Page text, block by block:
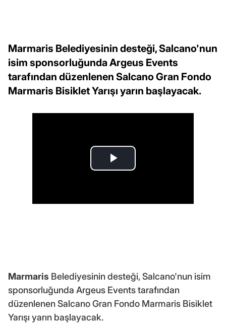
Marmaris Belediyesinin desteği, Salcano'nun
isim sponsorluğunda Argeus Events
tarafından düzenlenen Salcano Gran Fondo
Marmaris Bisiklet Yarışı yarın başlayacak.
Marmaris Belediyesinin desteği, Salcano'nun isim
sponsorluğunda Argeus Events tarafından
düzenlenen Salcano Gran Fondo Marmaris Bisiklet
Yarışı yarın başlayacak.